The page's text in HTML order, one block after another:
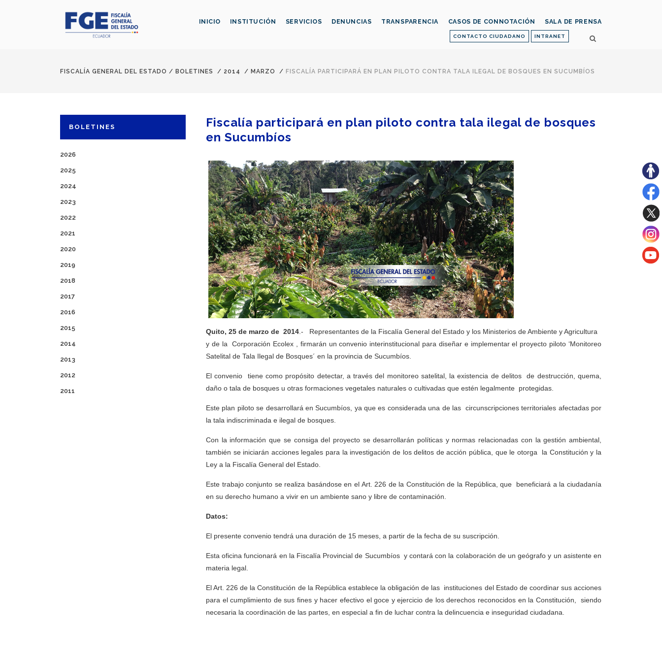
CONTACTO CIUDADANO INTRANET
INICIO INSTITUCIÓN SERVICIOS DENUNCIAS TRANSPARENCIA CASOS DE CONNOTACIÓN SALA DE PRENSA
FISCALÍA GENERAL DEL ESTADO / BOLETINES / 2014 / MARZO / FISCALÍA PARTICIPARÁ EN PLAN PILOTO CONTRA TALA ILEGAL DE BOSQUES EN SUCUMBÍOS
BOLETINES
2026
2025
2024
2023
2022
2021
2020
2019
2018
2017
2016
2015
2014
2013
2012
2011
Fiscalía participará en plan piloto contra tala ilegal de bosques
en Sucumbíos
Quito, 25 de marzo de 2014 .- Representantes de la Fiscalía General del Estado y los Ministerios de Ambiente y Agricultura
y de la Corporación Ecolex , firmarán un convenio interinstitucional para diseñar e implementar el proyecto piloto ‘Monitoreo
Satelital de Tala Ilegal de Bosques´ en la provincia de Sucumbíos.
El convenio tiene como propósito detectar, a través del monitoreo satelital, la existencia de delitos de destrucción, quema,
daño o tala de bosques u otras formaciones vegetales naturales o cultivadas que estén legalmente protegidas.
Este plan piloto se desarrollará en Sucumbíos, ya que es considerada una de las circunscripciones territoriales afectadas por
la tala indiscriminada e ilegal de bosques.
Con la información que se consiga del proyecto se desarrollarán políticas y normas relacionadas con la gestión ambiental,
también se iniciarán acciones legales para la investigación de los delitos de acción pública, que le otorga la Constitución y la
Ley a la Fiscalía General del Estado.
Este trabajo conjunto se realiza basándose en el Art. 226 de la Constitución de la República, que beneficiará a la ciudadanía
en su derecho humano a vivir en un ambiente sano y libre de contaminación.
Datos:
El presente convenio tendrá una duración de 15 meses, a partir de la fecha de su suscripción.
Esta oficina funcionará en la Fiscalía Provincial de Sucumbíos y contará con la colaboración de un geógrafo y un asistente en
materia legal.
El Art. 226 de la Constitución de la República establece la obligación de las instituciones del Estado de coordinar sus acciones
para el cumplimiento de sus fines y hacer efectivo el goce y ejercicio de los derechos reconocidos en la Constitución, siendo
necesaria la coordinación de las partes, en especial a fin de luchar contra la delincuencia e inseguridad ciudadana.